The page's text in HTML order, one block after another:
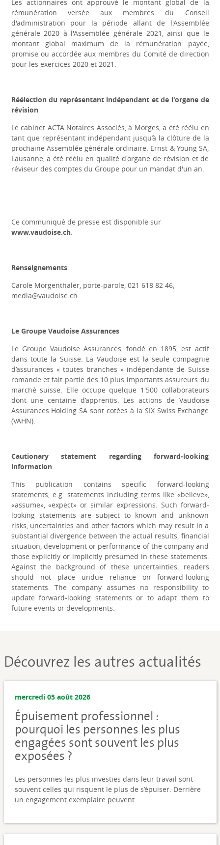
Les actionnaires ont approuvé le montant global de la
rémunération versée aux membres du Conseil
d'administration pour la période allant de l'Assemblée
générale 2020 à l'Assemblée générale 2021, ainsi que le
montant global maximum de la rémunération payée,
promise ou accordée aux membres du Comité de direction
pour les exercices 2020 et 2021.
Réélection du représentant indépendant et de l'organe de
révision
Le cabinet ACTA Notaires Associés, à Morges, a été réélu en
tant que représentant indépendant jusqu’à la clôture de la
prochaine Assemblée générale ordinaire. Ernst & Young SA,
Lausanne, a été réélu en qualité d'organe de révision et de
réviseur des comptes du Groupe pour un mandat d'un an.
Ce communiqué de presse est disponible sur
www.vaudoise.ch.
Renseignements
Carole Morgenthaler, porte-parole, 021 618 82 46,
media@vaudoise.ch
Le Groupe Vaudoise Assurances
Le Groupe Vaudoise Assurances, fondé en 1895, est actif
dans toute la Suisse. La Vaudoise est la seule compagnie
d’assurances « toutes branches » indépendante de Suisse
romande et fait partie des 10 plus importants assureurs du
marché suisse. Elle occupe quelque 1'500 collaborateurs
dont une centaine d’apprentis. Les actions de Vaudoise
Assurances Holding SA sont cotées à la SIX Swiss Exchange
(VAHN).
Cautionary statement regarding forward-looking
information
This publication contains specific forward-looking
statements, e.g. statements including terms like «believe»,
«assume», «expect» or similar expressions. Such forward-
looking statements are subject to known and unknown
risks, uncertainties and other factors which may result in a
substantial divergence between the actual results, financial
situation, development or performance of the company and
those explicitly or implicitly presumed in these statements.
Against the background of these uncertainties, readers
should not place undue reliance on forward-looking
statements. The company assumes no responsibility to
update forward-looking statements or to adapt them to
future events or developments.
Découvrez les autres actualités
mercredi 05 août 2026
Épuisement professionnel :
pourquoi les personnes les plus
engagées sont souvent les plus
exposées ?
Les personnes les plus investies dans leur travail sont
souvent celles qui risquent le plus de s’épuiser. Derrière
un engagement exemplaire peuvent...